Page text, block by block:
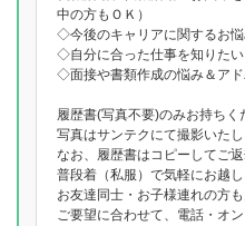
中の方もＯＫ）
◇今後のキャリアに関するお
◇自分に合った仕事を知りたい
◇面接や書類作成の悩み＆アド
履歴書(写真不要)のみお持ちく
写真はサンテクにて撮影いたし
なお、履歴書はコピーしてご返
普段着（私服）で気軽にお越し
お友達同士・お子様連れの方
ご要望に合わせて、電話・オ